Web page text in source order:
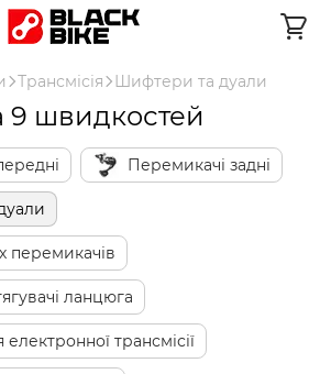
Трансмісія Шифтери та дуали
9 швидкостей
Перемикачі задні
перемикачів
ланцюга
трансмісії